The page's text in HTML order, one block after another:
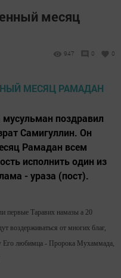
месяц
947 0 0
поздравил
Самигуллин. Он
Рамадан всем
исполнить один из
- ураза (пост).
первые Таравих намазы а 20
воздерживаться от многих благ,
Его любимца - Пророка Мухаммада,